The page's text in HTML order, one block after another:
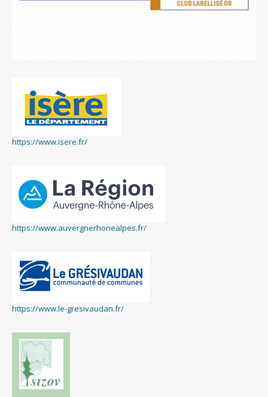
https://www.isere.fr/
https://www.auvergnerhonealpes.fr/
https://www.le-gresivaudan.fr/